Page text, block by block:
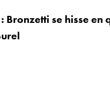
Bronzetti se hisse en